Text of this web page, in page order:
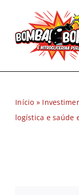
conteúdo
Início »
logística e saúde